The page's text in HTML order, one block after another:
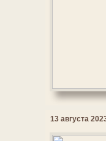
13 августа